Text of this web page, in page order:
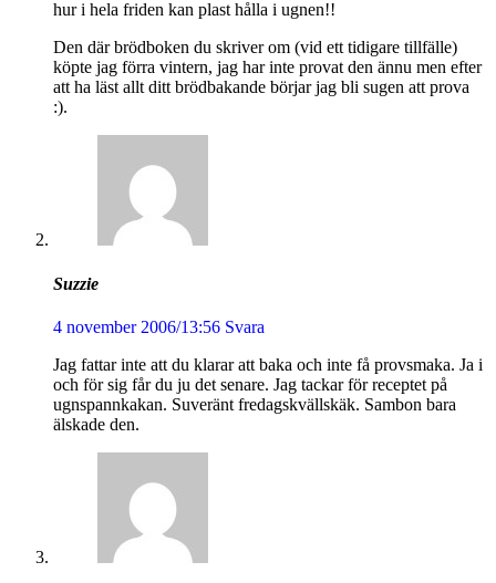
hur i hela friden kan plast hålla i ugnen!!
Den där brödboken du skriver om (vid ett tidigare tillfälle)
köpte jag förra vintern, jag har inte provat den ännu men efter
att ha läst allt ditt brödbakande börjar jag bli sugen att prova
:).
Suzzie
4 november 2006/13:56 Svara
Jag fattar inte att du klarar att baka och inte få provsmaka. Ja i
och för sig får du ju det senare. Jag tackar för receptet på
ugnspannkakan. Suveränt fredagskvällskäk. Sambon bara
älskade den.